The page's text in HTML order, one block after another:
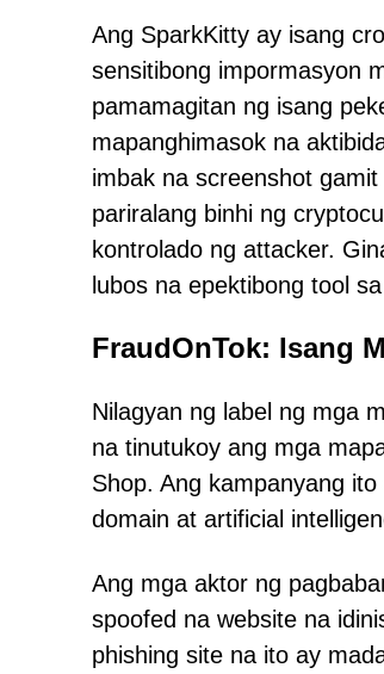
Ang SparkKitty ay isang
sensitibong impormasyon
pamamagitan ng isang
mapanghimasok na
imbak na screenshot
pariralang binhi ng
kontrolado ng attacker.
lubos na epektibong tool
FraudOnTok: Isang
Nilagyan ng label ng mga
na tinutukoy ang mga
Shop. Ang kampanyang
domain at artificial
Ang mga aktor ng
spoofed na website na
phishing site na ito ay